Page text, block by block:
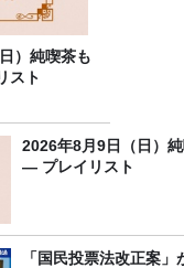
）純喫茶も
スト
2026年8月9日（日）
― プレイリスト
「国民投票法改正案」